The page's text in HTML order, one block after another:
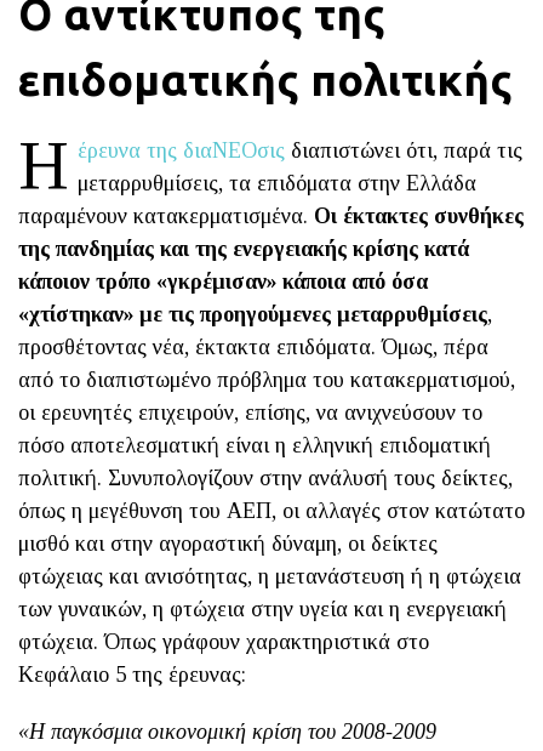
Ο αντίκτυπος της
επιδοματικής πολιτικής
Η έρευνα της διαΝΕΟσις διαπιστώνει ότι, παρά τις
μεταρρυθμίσεις, τα επιδόματα στην Ελλάδα
παραμένουν κατακερματισμένα. Οι έκτακτες συνθήκες
της πανδημίας και της ενεργειακής κρίσης κατά
κάποιον τρόπο «γκρέμισαν» κάποια από όσα
«χτίστηκαν» με τις προηγούμενες μεταρρυθμίσεις,
προσθέτοντας νέα, έκτακτα επιδόματα. Όμως, πέρα
από το διαπιστωμένο πρόβλημα του κατακερματισμού,
οι ερευνητές επιχειρούν, επίσης, να ανιχνεύσουν το
πόσο αποτελεσματική είναι η ελληνική επιδοματική
πολιτική. Συνυπολογίζουν στην ανάλυσή τους δείκτες,
όπως η μεγέθυνση του ΑΕΠ, οι αλλαγές στον κατώτατο
μισθό και στην αγοραστική δύναμη, οι δείκτες
φτώχειας και ανισότητας, η μετανάστευση ή η φτώχεια
των γυναικών, η φτώχεια στην υγεία και η ενεργειακή
φτώχεια. Όπως γράφουν χαρακτηριστικά στο
Κεφάλαιο 5 της έρευνας:
«Η παγκόσμια οικονομική κρίση του 2008-2009